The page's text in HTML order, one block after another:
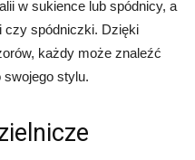
w sukience lub spódnicy, a
czy spódniczki. Dzięki
każdy może znaleźć
swojego stylu.